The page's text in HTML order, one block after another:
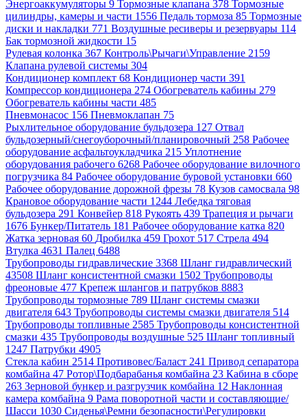
Энергоаккумуляторы 9 Тормозные клапана 378 Тормозные
цилиндры, камеры и части 1556 Педаль тормоза 85 Тормозные
диски и накладки 771 Воздушные ресиверы и резервуары 114
Бак тормозной жидкости 15
Рулевая колонка 367 Контроль\Рычаги\Управление 2159
Клапана рулевой системы 304
Кондиционер комплект 68 Кондиционер части 391
Компрессор кондиционера 274 Обогреватель кабины 279
Обогреватель кабины части 485
Пневмонасос 156 Пневмоклапан 75
Рыхлительное оборудование бульдозера 127 Отвал
бульдозерный/снегоуборочный/планировочный 258 Рабочее
оборудование асфальтоукладчика 215 Уплотнение
оборудования рабочего 6268 Рабочее оборудование вилочного
погрузчика 84 Рабочее оборудование буровой установки 660
Рабочее оборудование дорожной фрезы 78 Кузов самосвала 98
Крановое оборудование части 1244 Лебедка тяговая
бульдозера 291 Конвейер 818 Рукоять 439 Трапеция и рычаги
1676 Бункер/Питатель 181 Рабочее оборудование катка 820
Жатка зерновая 60 Дробилка 459 Грохот 517 Стрела 494
Втулка 4631 Палец 6488
Трубопроводы гидравлические 3368 Шланг гидравлический
43508 Шланг консистентной смазки 1502 Трубопроводы
фреоновые 477 Крепеж шлангов и патрубков 8883
Трубопроводы тормозные 789 Шланг системы смазки
двигателя 643 Трубопроводы системы смазки двигателя 514
Трубопроводы топливные 2585 Трубопроводы консистентной
смазки 435 Трубопроводы воздушные 525 Шланг топливный
1247 Патрубки 4905
Стекла кабин 2514 Противовес/Баласт 241 Привод сепаратора
комбайна 47 Ротор\Подбарабанья комбайна 23 Кабина в сборе
263 Зерновой бункер и разгрузчик комбайна 12 Наклонная
камера комбайна 9 Рама поворотной части и составляющие/
Шасси 1030 Сиденья\Ремни безопасности\Регулировки